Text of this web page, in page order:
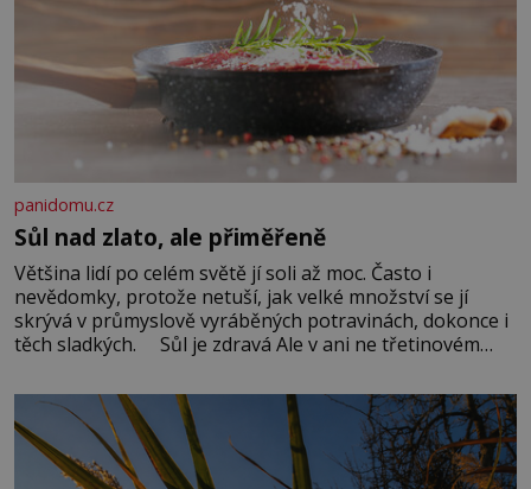
panidomu.cz
Sůl nad zlato, ale přiměřeně
Většina lidí po celém světě jí soli až moc. Často i
nevědomky, protože netuší, jak velké množství se jí
skrývá v průmyslově vyráběných potravinách, dokonce i
těch sladkých. Sůl je zdravá Ale v ani ne třetinovém
základní složky– sodík a chlór – jsou zásadní pro
správné hospodaření